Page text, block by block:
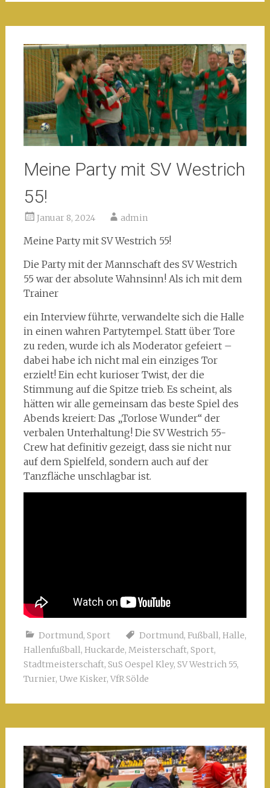
Meine Party mit SV Westrich
55!
Januar 8, 2024 admin
Meine Party mit SV Westrich 55!
Die Party mit der Mannschaft des SV Westrich
55 war der absolute Wahnsinn! Als ich mit dem
Trainer
ein Interview führte, verwandelte sich die Halle
in einen wahren Partytempel. Statt über Tore
zu reden, wurde ich als Moderator gefeiert –
dabei habe ich nicht mal ein einziges Tor
erzielt! Ein echt kurioser Twist, der die
Stimmung auf die Spitze trieb. Es scheint, als
hätten wir alle gemeinsam das beste Spiel des
Abends kreiert: Das „Torlose Wunder“ der
verbalen Unterhaltung! Die SV Westrich 55-
Crew hat definitiv gezeigt, dass sie nicht nur
auf dem Spielfeld, sondern auch auf der
Tanzfläche unschlagbar ist.
Dortmund, Sport Dortmund, Fußball, Halle,
Hallenfußball, Huckarde, Meisterschaft, Sport,
Stadtmeisterschaft, SuS Oespel Kley, SV Westrich 55,
Turnier, Uwe Kisker, VfR Sölde